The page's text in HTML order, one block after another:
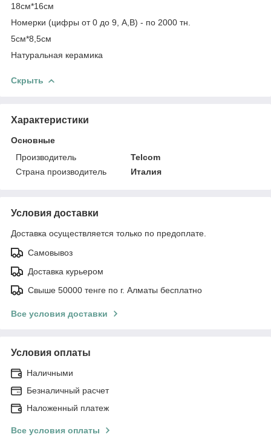
18см*16см
Номерки (цифры от 0 до 9, А,В) - по 2000 тн.
5см*8,5см
Натуральная керамика
Скрыть
Характеристики
Основные
Производитель
Telcom
Страна производитель
Италия
Условия доставки
Доставка осуществляется только по предоплате.
Самовывоз
Доставка курьером
Свыше 50000 тенге по г. Алматы бесплатно
Все условия доставки
Условия оплаты
Наличными
Безналичный расчет
Наложенный платеж
Все условия оплаты